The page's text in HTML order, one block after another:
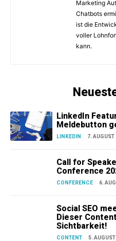
Marketing
Chatbots
ist die
voller
kann.
LinkedIn
Meldebutton
LINKEDIN 7. AUGUST
Call for
Conference
CONFERENCE 6.
Social SEO
Dieser
Sichtbarkeit!
CONTENT 5.